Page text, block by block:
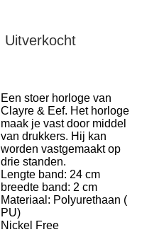
Uitverkocht
Een stoer horloge van
Clayre & Eef. Het horloge
maak je vast door middel
van drukkers. Hij kan
worden vastgemaakt op
drie standen.
Lengte band: 24 cm
breedte band: 2 cm
Materiaal: Polyurethaan (
PU)
Nickel Free